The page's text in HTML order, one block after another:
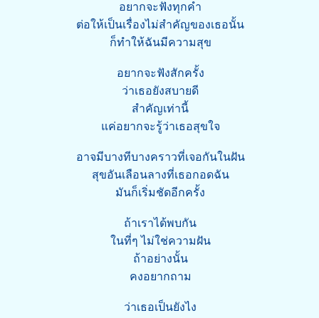
อยากจะฟังทุกคำ
ต่อให้เป็นเรื่องไม่สำคัญของเธอนั้น
ก็ทำให้ฉันมีความสุข
อยากจะฟังสักครั้ง
ว่าเธอยังสบายดี
สำคัญเท่านี้
แค่อยากจะรู้ว่าเธอสุขใจ
อาจมีบางทีบางคราวที่เจอกันในฝัน
สุขอันเลือนลางที่เธอกอดฉัน
มันก็เริ่มชัดอีกครั้ง
ถ้าเราได้พบกัน
ในที่ๆ ไม่ใช่ความฝัน
ถ้าอย่างนั้น
คงอยากถาม
ว่าเธอเป็นยังไง